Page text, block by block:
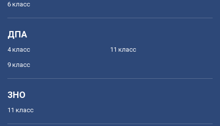
6 класс
ДПА
4 класс
9 класс
11 класс
ЗНО
11 класс